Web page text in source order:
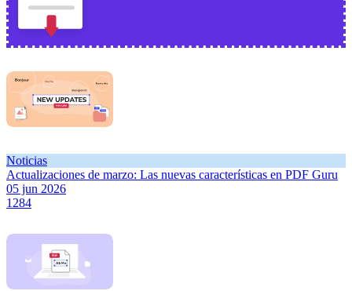
Noticias
Actualizaciones de marzo: Las nuevas características en PDF Guru
05 jun 2026
1284